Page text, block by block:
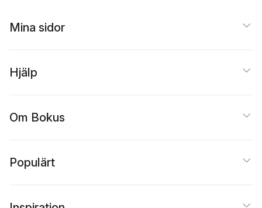
Mina sidor
Hjälp
Om Bokus
Populärt